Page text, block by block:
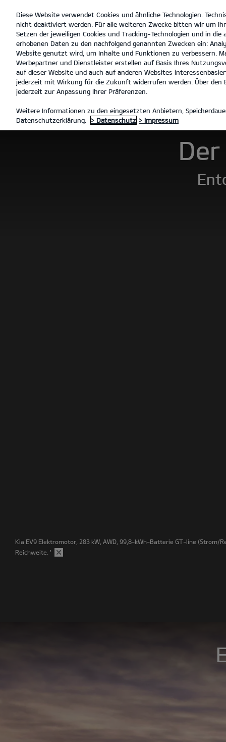
open
menu
Der Kia EV9 Galerie Technische Daten
MODELLE
Kia EV9 Elektromotor, 283 kW, AWD, 99,8-kWh-Batterie GT-line (Strom/
Reichweite. ¹
Diese Website verwendet Cookies und ähnliche Technologien.
nicht deaktiviert werden. Für alle weiteren Zwecke bitten wir um
Setzen der jeweiligen Cookies und Tracking-Technologien und in
erhobenen Daten zu den nachfolgend genannten Zwecken ein:
Website genutzt wird, um Inhalte und Funktionen zu verbessern.
Werbepartner und Dienstleister erstellen auf Basis Ihres
auf dieser Website und auch auf anderen Websites
jederzeit mit Wirkung für die Zukunft widerrufen werden. Über den
jederzeit zur Anpassung Ihrer Präferenzen.
Weitere Informationen zu den eingesetzten Anbietern,
Datenschutzerklärung.
> Datenschutz > Impressum